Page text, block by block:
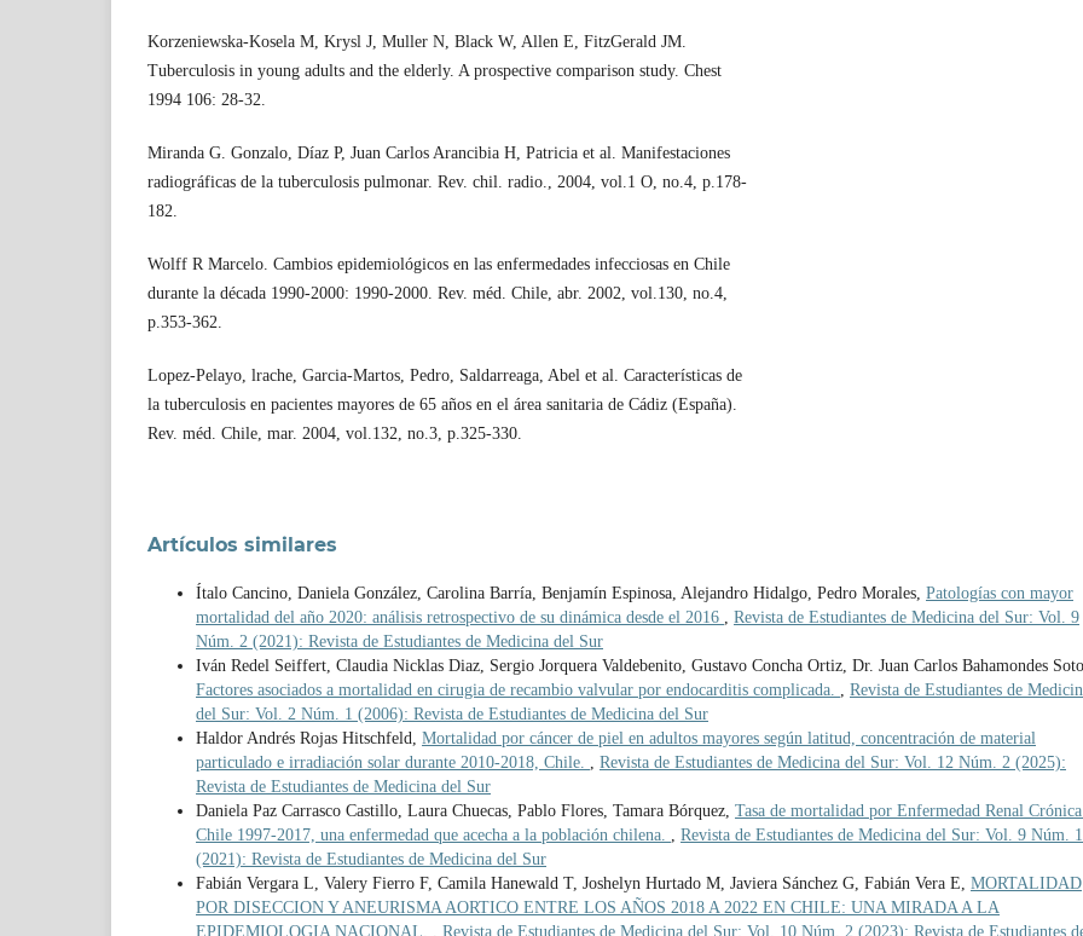
Korzeniewska-Kosela M, Krysl J, Muller N, Black W, Allen E, FitzGerald JM.
Tuberculosis in young adults and the elderly. A prospective comparison study. Chest
1994 106: 28-32.
Miranda G. Gonzalo, Díaz P, Juan Carlos Arancibia H, Patricia et al. Manifestaciones
radiográficas de la tuberculosis pulmonar. Rev. chil. radio., 2004, vol.1 O, no.4, p.178-
182.
Wolff R Marcelo. Cambios epidemiológicos en las enfermedades infecciosas en Chile
durante la década 1990-2000: 1990-2000. Rev. méd. Chile, abr. 2002, vol.130, no.4,
p.353-362.
Lopez-Pelayo, lrache, Garcia-Martos, Pedro, Saldarreaga, Abel et al. Características de
la tuberculosis en pacientes mayores de 65 años en el área sanitaria de Cádiz (España).
Rev. méd. Chile, mar. 2004, vol.132, no.3, p.325-330.
Artículos similares
Ítalo Cancino, Daniela González, Carolina Barría, Benjamín Espinosa, Alejandro Hidalgo, Pedro Morales, Patologías con mayor
mortalidad del año 2020: análisis retrospectivo de su dinámica desde el 2016 , Revista de Estudiantes de Medicina del Sur: Vol. 9
Núm. 2 (2021): Revista de Estudiantes de Medicina del Sur
Iván Redel Seiffert, Claudia Nicklas Diaz, Sergio Jorquera Valdebenito, Gustavo Concha Ortiz, Dr. Juan Carlos Bahamondes
Factores asociados a mortalidad en cirugia de recambio valvular por endocarditis complicada. , Revista de Estudiantes de
del Sur: Vol. 2 Núm. 1 (2006): Revista de Estudiantes de Medicina del Sur
Haldor Andrés Rojas Hitschfeld, Mortalidad por cáncer de piel en adultos mayores según latitud, concentración de material
particulado e irradiación solar durante 2010-2018, Chile. , Revista de Estudiantes de Medicina del Sur: Vol. 12 Núm. 2 (2025):
Revista de Estudiantes de Medicina del Sur
Daniela Paz Carrasco Castillo, Laura Chuecas, Pablo Flores, Tamara Bórquez, Tasa de mortalidad por Enfermedad Renal
Chile 1997-2017, una enfermedad que acecha a la población chilena. , Revista de Estudiantes de Medicina del Sur: Vol. 9 Núm. 1
(2021): Revista de Estudiantes de Medicina del Sur
Fabián Vergara L, Valery Fierro F, Camila Hanewald T, Joshelyn Hurtado M, Javiera Sánchez G, Fabián Vera E, MORTALIDAD
POR DISECCION Y ANEURISMA AORTICO ENTRE LOS AÑOS 2018 A 2022 EN CHILE: UNA MIRADA A LA
EPIDEMIOLOGIA NACIONAL. , Revista de Estudiantes de Medicina del Sur: Vol. 10 Núm. 2 (2023): Revista de Estudiantes